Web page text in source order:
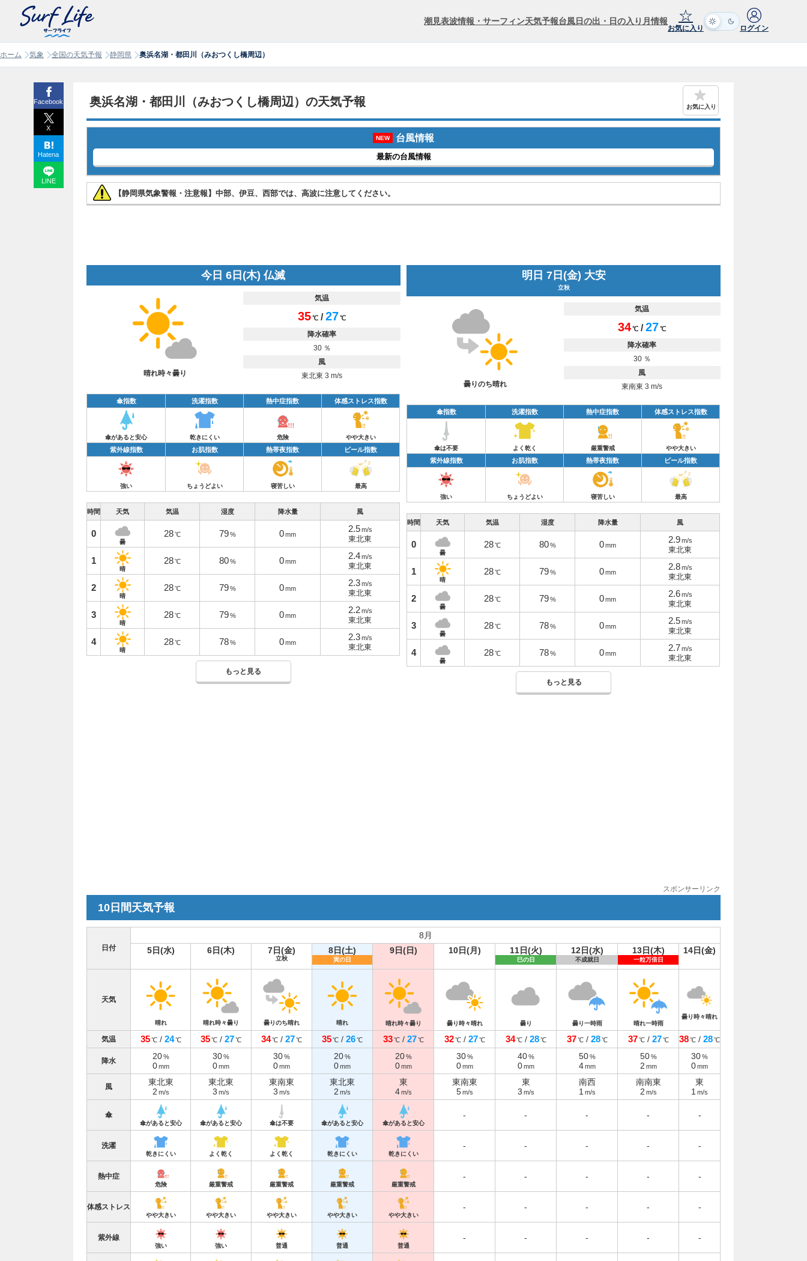
潮見表波情報・サーフィン天気予報台風日の出・日の入り 月情報 ☆
お気に入り ログイン
ホーム 気象 全国の天気予報 静岡県 奥浜名湖・都田川（みおつくし橋周辺）
奥浜名湖・都田川（みおつくし橋周辺）の天気予報 お気に入り
NEW 台風情報
最新の台風情報
【静岡県気象警報・注意報】中部、伊豆、西部では、高波に注意してください。
今日 6日(木) 仏滅
晴れ時々曇り
気温
35℃ /27℃
降水確率
30 ％
風
東北東 3 m/s
傘指数 洗濯指数 熱中症指数 体感ストレス指数
傘があると安心 乾きにくい 危険 やや大きい
紫外線指数 お肌指数 熱帯夜指数 ビール指数
強い ちょうどよい 寝苦しい 最高
時間 天気 気温 湿度 降水量 風
0
曇
28 ℃ 79 % 0mm
2.5 m/s
東北東
1
晴
28 ℃ 80 % 0mm
2.4 m/s
東北東
2
晴
28 ℃ 79 % 0mm
2.3 m/s
東北東
3
晴
28 ℃ 79 % 0mm
2.2 m/s
東北東
4
晴
28 ℃ 78 % 0mm
2.3 m/s
東北東
もっと見る
明日 7日(金) 大安
立秋
曇りのち晴れ
気温
34℃ /27℃
降水確率
30 ％
風
東南東 3 m/s
傘指数 洗濯指数 熱中症指数 体感ストレス指数
傘は不要 よく乾く 厳重警戒 やや大きい
紫外線指数 お肌指数 熱帯夜指数 ビール指数
強い ちょうどよい 寝苦しい 最高
時間 天気 気温 湿度 降水量 風
0
曇
28℃ 80% 0mm
2.9m/s
東北東
1
晴
28℃ 79% 0mm
2.8m/s
東北東
2
曇
28℃ 79% 0mm
2.6m/s
東北東
3
曇
28℃ 78% 0mm
2.5m/s
東北東
4
曇
28℃ 78% 0mm
2.7m/s
東北東
もっと見る
スポンサーリンク
10日間天気予報
日付
8月
5日(水)
6日(木) 7日(金)
立秋
8日(土)
寅の日
9日(日) 10日(月) 11日(火)
巳の日
12日(水)
不成就日
13日(木)
一粒万倍日
14日(金)
天気
晴れ 晴れ時々曇り 曇りのち晴れ 晴れ 晴れ時々曇り 曇り時々晴れ 曇り 曇り一時雨 晴れ一時雨
曇り時々晴れ
気温 35 ℃/ 24 ℃ 35℃ / 27℃ 34℃ / 27℃ 35℃ / 26℃ 33 ℃/ 27 ℃ 32 ℃/ 27 ℃ 34 ℃/ 28 ℃ 37 ℃/ 28 ℃ 37 ℃/ 27 ℃ 38℃ / 28℃
降水 20 %
0 mm
30%
0mm
30%
0mm
20%
0mm
20 %
0 mm
30 %
0 mm
40 %
0 mm
50 %
4 mm
50 %
2 mm
30%
0mm
風
東北東
2 m/s
東北東
3 m/s
東南東
3 m/s
東北東
2 m/s
東
4 m/s
東南東
5 m/s
東
3 m/s
南西
1 m/s
南南東
2 m/s
東
1 m/s
傘
傘があると安心 傘があると安心 傘は不要 傘があると安心 傘があると安心
- - - - -
洗濯
乾きにくい よく乾く よく乾く 乾きにくい 乾きにくい
- - - - -
熱中症
危険 厳重警戒 厳重警戒 厳重警戒 厳重警戒
- - - - -
体感ストレス
やや大きい やや大きい やや大きい やや大きい やや大きい
- - - - -
紫外線
強い 強い 普通 普通 普通
- - - - -
Facebook
X
Hatena
LINE